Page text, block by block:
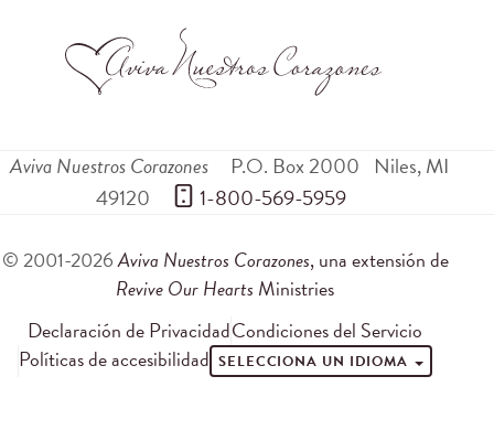
Aviva Nuestros Corazones P.O. Box 2000 Niles,MI
49120
1-800-569-5959
© 2001-2026Aviva Nuestros Corazones, una extensión de
Revive Our Hearts Ministries
Declaración de PrivacidadCondiciones del Servicio
Políticas de accesibilidad SELECCIONA UN IDIOMA